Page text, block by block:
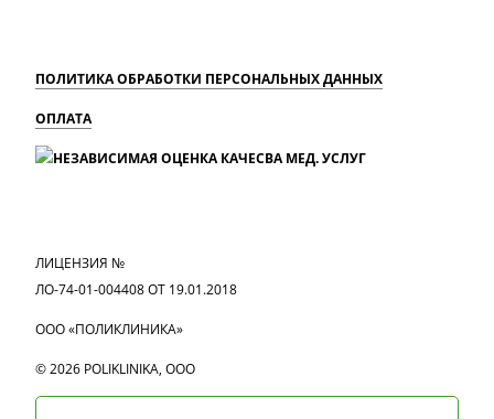
ПОЛИТИКА ОБРАБОТКИ ПЕРСОНАЛЬНЫХ ДАННЫХ
ОПЛАТА
ЛИЦЕНЗИЯ №
ЛО-74-01-004408 ОТ 19.01.2018
ООО «ПОЛИКЛИНИКА»
© 2026 POLIKLINIKA, OOO